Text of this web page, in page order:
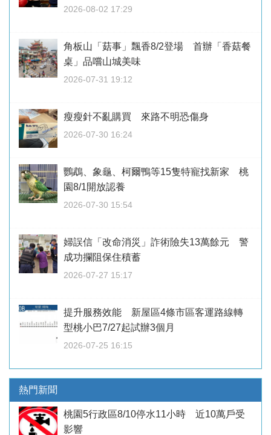
2026-08-02 17:29
角板山「菇事」飄香8/2登場 首辦「香菇餐
桌」品嚐山城美味
2026-07-31 19:12
瘦瘦針不亂購買 來路不明恐傷身
2026-07-30 16:24
鸚鵡、象龜、柯爾鴨等15隻特寵找新家 桃
園8/1開放認養
2026-07-30 15:54
婦誤信「改命消災」詐術險失13萬餘元 警
成功攔阻保住積蓄
2026-07-27 15:17
提升服務效能 新屋區4條市區客運路線轉
型桃小巴7/27起試辦3個月
2026-07-25 16:15
熱門新聞
桃園5行政區8/10停水11小時 近10萬戶受
影響